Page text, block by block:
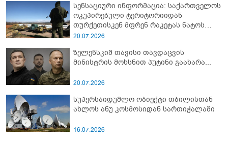
სენსაციური ინფორმაცია: საქართველოს
ოკუპირებული ტერიტორიიდან
თურქეთისკენ მფრენ რაკეტას ნატოს
სამიტი კინაღამ ჩაუშლია
20.07.2026
ზელენსკიმ თავისი თავდაცვის
მინისტრის მოხსნით პუტინი გაახარა...
20.07.2026
სუპერსაიდუმლო ობიექტი თბილისთან
ახლოს ანუ კოსმოსიდან სართიჭალაში
16.07.2026